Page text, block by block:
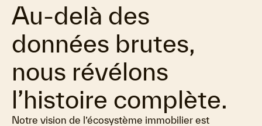
Au-delà des
données brutes,
nous révélons
l’histoire complète.
Notre vision de l’écosystème immobilier est